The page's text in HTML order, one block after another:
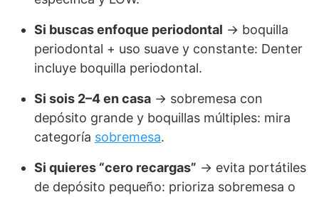
Si buscas enfoque periodontal → boquilla
periodontal + uso suave y constante: Denter
incluye boquilla periodontal.
Si sois 2–4 en casa → sobremesa con
depósito grande y boquillas múltiples: mira
categoría sobremesa.
Si quieres “cero recargas” → evita portátiles
de depósito pequeño: prioriza sobremesa o